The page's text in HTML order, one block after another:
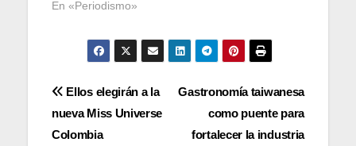
En «Periodismo»
Navegación
de
Gastronomía taiwanesa
como puente para
fortalecer la industria
Ellos elegirán a la
nueva Miss Universe
Colombia